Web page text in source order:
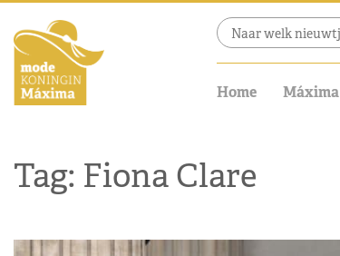
Home Máxima
Tag: Fiona Clare